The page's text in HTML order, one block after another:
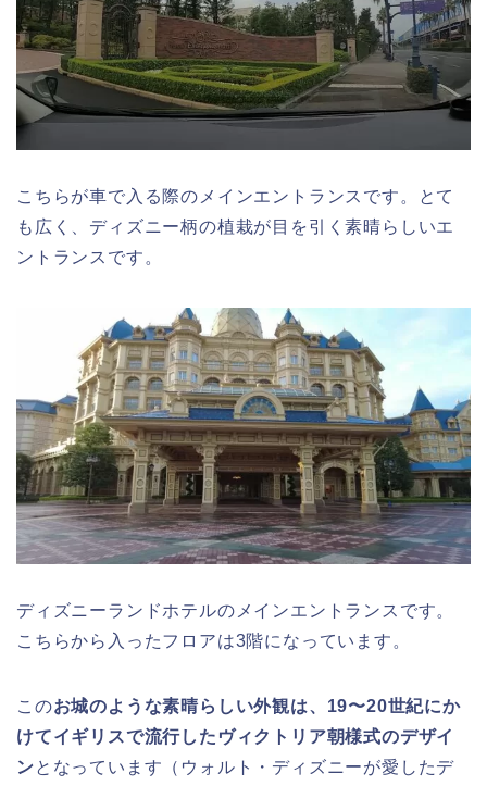
こちらが車で入る際のメインエントランスです。とて
も広く、ディズニー柄の植栽が目を引く素晴らしいエ
ントランスです。
ディズニーランドホテルのメインエントランスです。
こちらから入ったフロアは3階になっています。
このお城のような素晴らしい外観は、19〜20世紀にか
けてイギリスで流行したヴィクトリア朝様式のデザイ
ンとなっています（ウォルト・ディズニーが愛したデ